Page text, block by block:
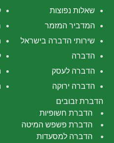
שאלות נפוצות
המדביר המזמר
שירותי הדברה בישראל
הדברה
הדברה לעסק
הדברה ירוקה
הדברת זבובים
הדברת חשופיות
הדברת פשפש המיטה
הדברה למסעדות